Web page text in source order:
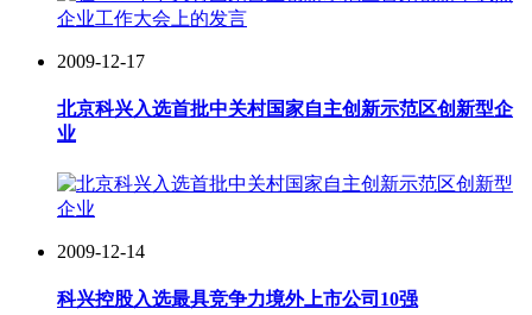
2009-12-17
北京科兴入选首批中关村国家自主创新示范区创新型企
业
2009-12-14
科兴控股入选最具竞争力境外上市公司10强